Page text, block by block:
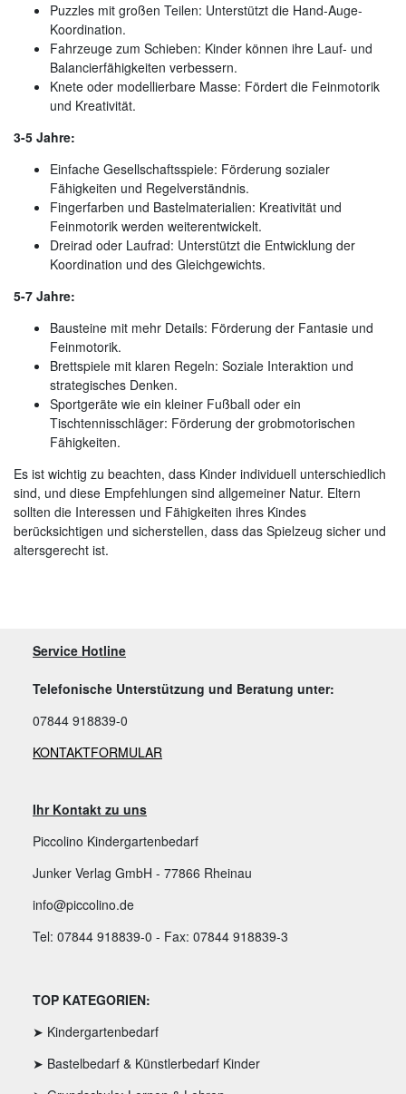
Puzzles mit großen Teilen: Unterstützt die Hand-Auge-
Koordination.
Fahrzeuge zum Schieben: Kinder können ihre Lauf- und
Balancierfähigkeiten verbessern.
Knete oder modellierbare Masse: Fördert die Feinmotorik
und Kreativität.
3-5 Jahre:
Einfache Gesellschaftsspiele: Förderung sozialer
Fähigkeiten und Regelverständnis.
Fingerfarben und Bastelmaterialien: Kreativität und
Feinmotorik werden weiterentwickelt.
Dreirad oder Laufrad: Unterstützt die Entwicklung der
Koordination und des Gleichgewichts.
5-7 Jahre:
Bausteine mit mehr Details: Förderung der Fantasie und
Feinmotorik.
Brettspiele mit klaren Regeln: Soziale Interaktion und
strategisches Denken.
Sportgeräte wie ein kleiner Fußball oder ein
Tischtennisschläger: Förderung der grobmotorischen
Fähigkeiten.
Es ist wichtig zu beachten, dass Kinder individuell unterschiedlich
sind, und diese Empfehlungen sind allgemeiner Natur. Eltern
sollten die Interessen und Fähigkeiten ihres Kindes
berücksichtigen und sicherstellen, dass das Spielzeug sicher und
altersgerecht ist.
Service Hotline
Telefonische Unterstützung und Beratung unter:
07844 918839-0
KONTAKTFORMULAR
Ihr Kontakt zu uns
Piccolino Kindergartenbedarf
Junker Verlag GmbH - 77866 Rheinau
info@piccolino.de
Tel: 07844 918839-0 - Fax: 07844 918839-3
TOP KATEGORIEN:
➤ Kindergartenbedarf
➤ Bastelbedarf & Künstlerbedarf Kinder